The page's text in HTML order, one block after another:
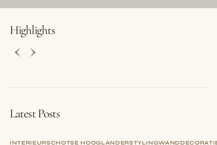
Highlights
Latest Posts
INTERIEURSCHOTSE HOOGLANDERSTYLING